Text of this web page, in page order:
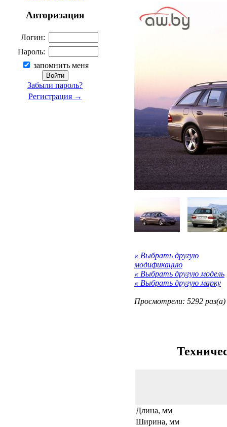
Авторизация
Логин:
Пароль:
запомнить меня
Забыли пароль?
Регистрация →
« Выбрать другую
модификацию
« Выбрать другую модель
« Выбрать другую марку
Просмотрели: 5292 раз(а)
Длина, мм
Ширина, мм